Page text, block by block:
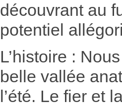
découvrant au
potentiel
L’histoire :
belle vallée
l’été. Le fier et